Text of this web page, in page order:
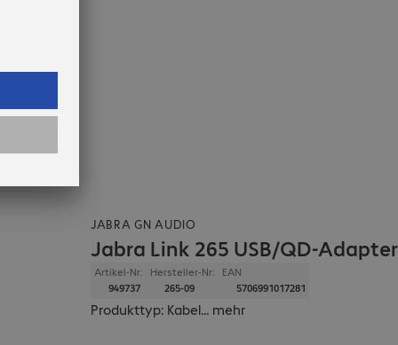
JABRA GN AUDIO
Jabra Link 265 USB/QD-Adapter
Artikel-Nr:
949737
Hersteller-Nr:
265-09
EAN
5706991017281
Produkttyp: Kabel... mehr